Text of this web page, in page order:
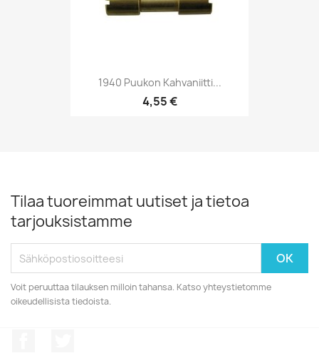
1940 Puukon Kahvaniitti...
4,55 €
Tilaa tuoreimmat uutiset ja tietoa
tarjouksistamme
Voit peruuttaa tilauksen milloin tahansa. Katso yhteystietomme
oikeudellisista tiedoista.